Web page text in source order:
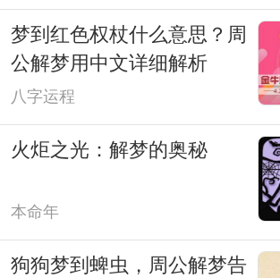
梦到红色权杖什么意思？周
公解梦用中文详细解析
八字运程
火炬之光：解梦的奥秘
本命年
狗狗梦到蜱虫，周公解梦告